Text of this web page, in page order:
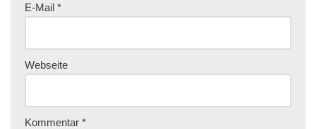
E-Mail *
Webseite
Kommentar *